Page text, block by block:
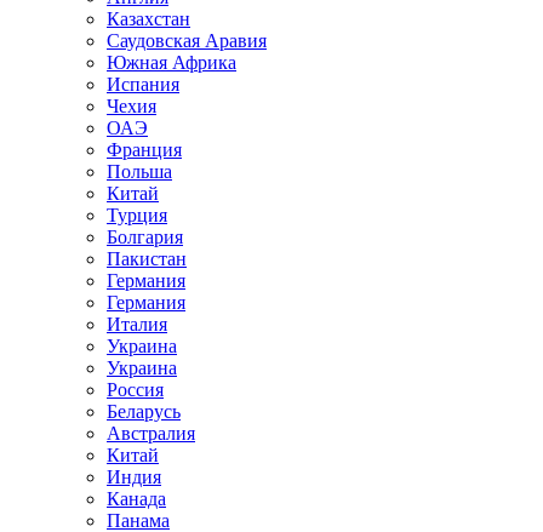
Казахстан
Саудовская Аравия
Южная Африка
Испания
Чехия
ОАЭ
Франция
Польша
Китай
Турция
Болгария
Пакистан
Германия
Германия
Италия
Украина
Украина
Россия
Беларусь
Австралия
Китай
Индия
Канада
Панама